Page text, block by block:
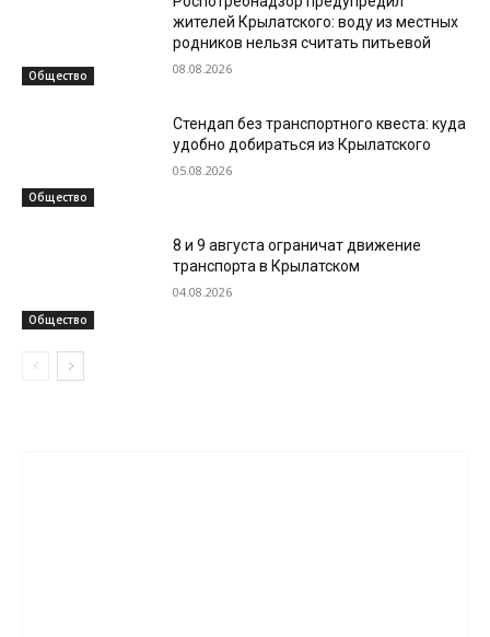
Общество
жителей Крылатского: воду из местных
родников нельзя считать питьевой
08.08.2026
Общество
Стендап без транспортного квеста: куда
удобно добираться из Крылатского
05.08.2026
Общество
8 и 9 августа ограничат движение
транспорта в Крылатском
04.08.2026